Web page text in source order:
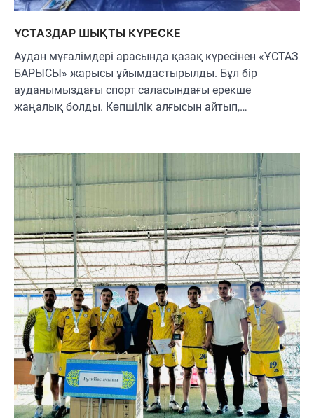
ҰСТАЗДАР ШЫҚТЫ КҮРЕСКЕ
Аудан мұғалімдері арасында қазақ күресінен «ҰСТАЗ
БАРЫСЫ» жарысы ұйымдастырылды. Бұл бір
ауданымыздағы спорт саласындағы ерекше
жаңалық болды. Көпшілік алғысын айтып,…